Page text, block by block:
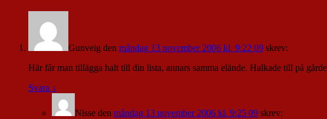
Gunveig den måndag 13 november 2006 kl. 9:22 09 skrev:
Här får man tillägga halt till din lista, annars samma elände. Halkade till på
Svara ↓
Nisse den måndag 13 november 2006 kl. 9:25 09 skrev: